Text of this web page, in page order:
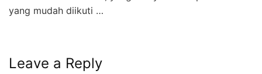
yang mudah diikuti …
Leave a Reply